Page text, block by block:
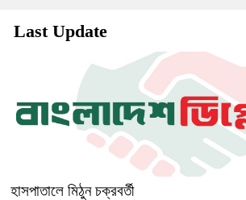
Last Update
হাসপাতালে মিঠুন চক্রবর্তী